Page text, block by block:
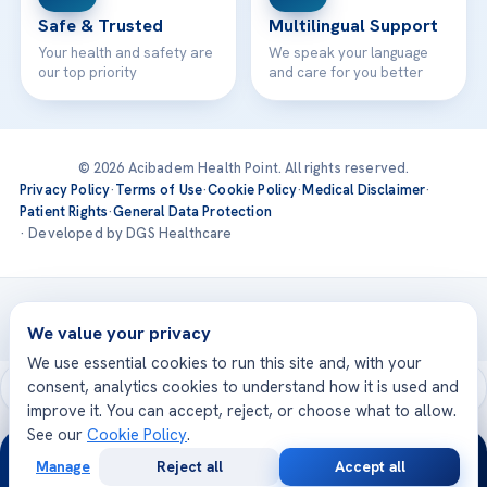
Safe & Trusted
Your health and safety are
our top priority
Multilingual Support
We speak your language
and care for you better
© 2026 Acibadem Health Point. All rights reserved.
Privacy Policy·Terms of Use·Cookie Policy·Medical Disclaimer·
Patient Rights·General Data Protection
· Developed by DGS Healthcare
Treatments are delivered at our JCI-accredited hospitals —
Acıbadem International
We value your privacy
We use essential cookies to run this site and, with your
consent, analytics cookies to understand how it is used and
improve it. You can accept, reject, or choose what to allow.
See our Cookie Policy.
Manage Reject all Accept all
24/7